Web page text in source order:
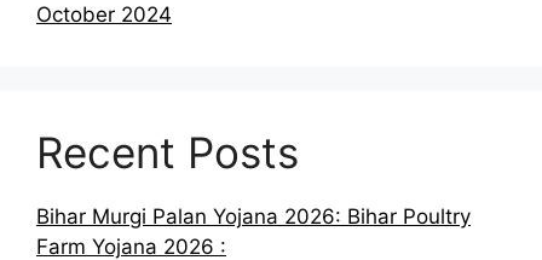
October 2024
Recent Posts
Bihar Murgi Palan Yojana 2026: Bihar Poultry
Farm Yojana 2026 :